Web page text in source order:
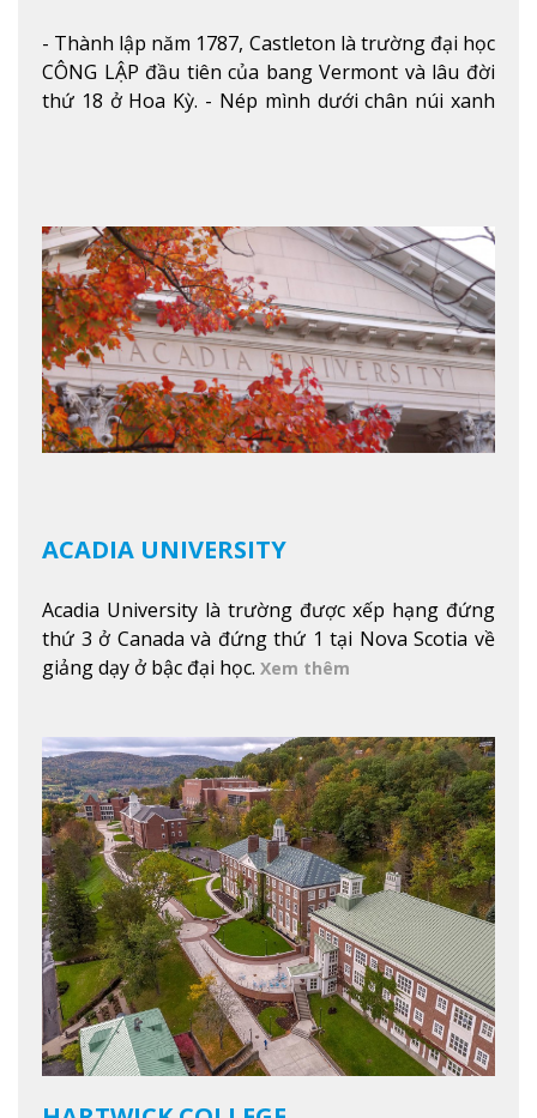
- Thành lập năm 1787, Castleton là trường đại học
CÔNG LẬP đầu tiên của bang Vermont và lâu đời
thứ 18 ở Hoa Kỳ. - Nép mình dưới chân núi xanh
tuyết của trường, sinh viên có thể thưởng thức vẻ
đẹp tự nhiên của Vermont từ mọi góc trong
khuôn viên trường.Xem thêm
ACADIA UNIVERSITY
Acadia University là trường được xếp hạng đứng
thứ 3 ở Canada và đứng thứ 1 tại Nova Scotia về
giảng dạy ở bậc đại học. Xem thêm